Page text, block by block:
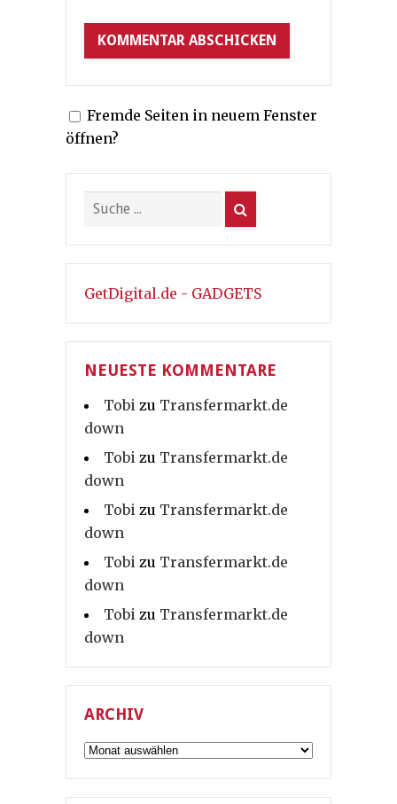
Fremde Seiten in neuem Fenster
öffnen?
GetDigital.de - GADGETS
NEUESTE KOMMENTARE
Tobi zu Transfermarkt.de
down
Tobi zu Transfermarkt.de
down
Tobi zu Transfermarkt.de
down
Tobi zu Transfermarkt.de
down
Tobi zu Transfermarkt.de
down
ARCHIV
Archiv